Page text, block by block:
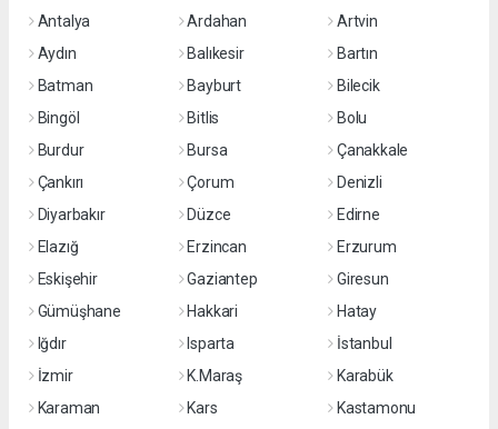
Antalya
Ardahan
Artvin
Aydın
Balıkesir
Bartın
Batman
Bayburt
Bilecik
Bingöl
Bitlis
Bolu
Burdur
Bursa
Çanakkale
Çankırı
Çorum
Denizli
Diyarbakır
Düzce
Edirne
Elazığ
Erzincan
Erzurum
Eskişehir
Gaziantep
Giresun
Gümüşhane
Hakkari
Hatay
Iğdır
Isparta
İstanbul
İzmir
K.Maraş
Karabük
Karaman
Kars
Kastamonu